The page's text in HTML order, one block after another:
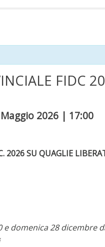
FIDC
2026 | 17:00
2026 SU QUAGLIE
domenica 28 dicembre